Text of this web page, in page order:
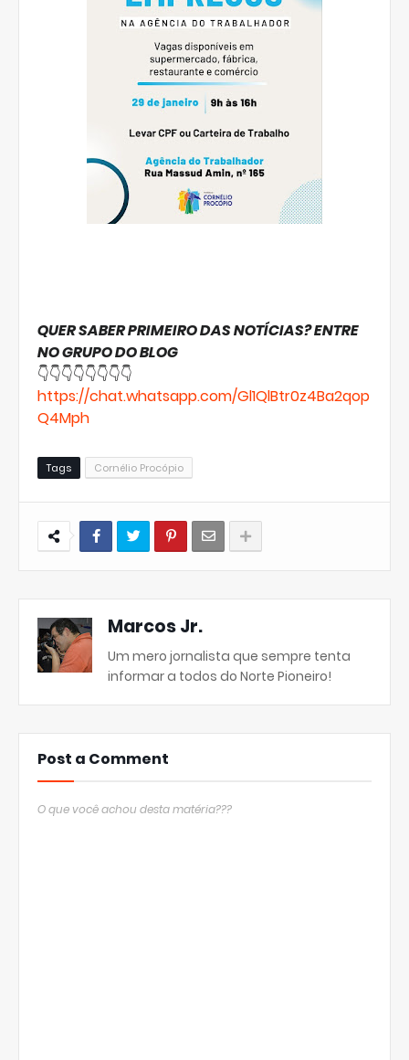
QUER SABER PRIMEIRO DAS NOTÍCIAS? ENTRE
NO GRUPO DO BLOG
👇👇👇👇👇👇👇👇
https://chat.whatsapp.com/Gl1QlBtr0z4Ba2qop
Q4Mph
Tags Cornélio Procópio
Marcos Jr.
Um mero jornalista que sempre tenta
informar a todos do Norte Pioneiro!
Post a Comment
O que você achou desta matéria???